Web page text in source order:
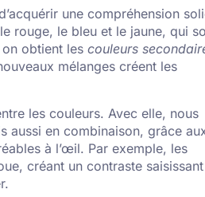
une compréhension
rouge, le bleu et le jaune, qui
obtient les couleurs
mélanges créent les
les couleurs. Avec elle, nous
aussi en combinaison, grâce
à l’œil. Par exemple, les
créant un contraste